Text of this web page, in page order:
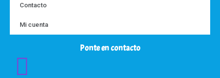
Contacto
Mi cuenta
Ponte en contacto